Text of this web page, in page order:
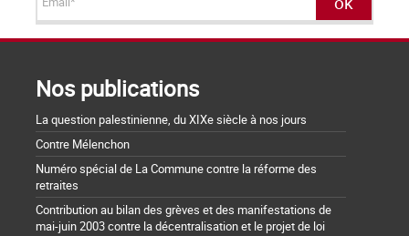
Nos publications
La question palestinienne, du XIXe siècle à nos jours
Contre Mélenchon
Numéro spécial de La Commune contre la réforme des
retraites
Contribution au bilan des grèves et des manifestations de
mai-juin 2003 contre la décentralisation et le projet de loi